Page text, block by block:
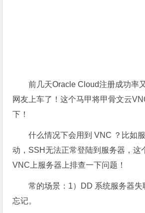
前几天Oracle Cloud注册成功率
网友上车了！这个马甲将甲骨文云
下！
什么情况下会用到 VNC ？比如
动，SSH无法正常登陆到服务器，这
VNC上服务器上排查一下问题！
常的场景：1）DD 系统服务器
忘记。